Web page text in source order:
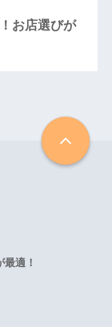
お店選びが
適！